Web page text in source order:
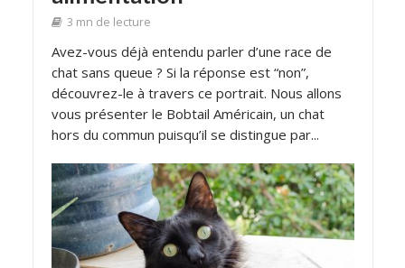
3 mn de lecture
Avez-vous déjà entendu parler d’une race de
chat sans queue ? Si la réponse est “non”,
découvrez-le à travers ce portrait. Nous allons
vous présenter le Bobtail Américain, un chat
hors du commun puisqu’il se distingue par...